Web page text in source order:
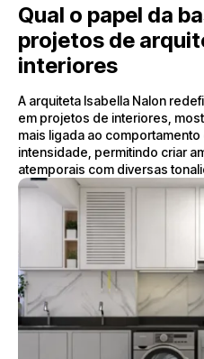
Qual o papel da
projetos de
interiores
A arquiteta Isabella Nalon
em projetos de interiores,
mais ligada ao
intensidade, permitindo criar
atemporais com diversas